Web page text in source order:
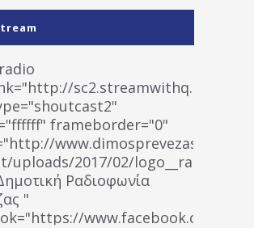
frameborder="0"
www.dimosprevezas.gr/wp-
uploads/2017/02/
Ραδιοφωνία
"
www.facebook.com/